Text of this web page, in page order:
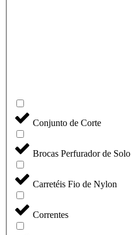
Conjunto de Corte
Brocas Perfurador de Solo
Carretéis Fio de Nylon
Correntes